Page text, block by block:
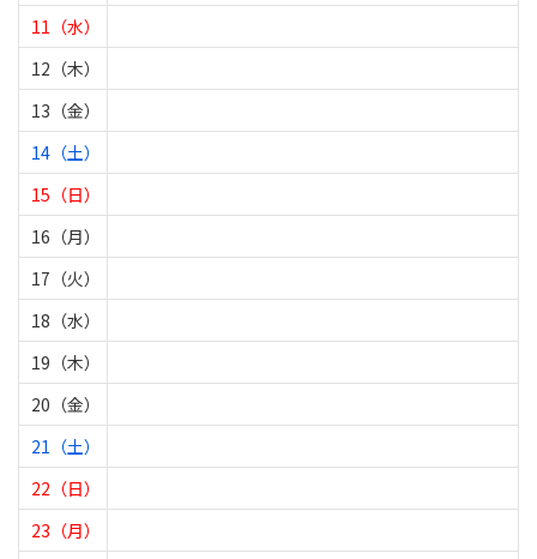
11（水）
12（木）
13（金）
14（土）
15（日）
16（月）
17（火）
18（水）
19（木）
20（金）
21（土）
22（日）
23（月）